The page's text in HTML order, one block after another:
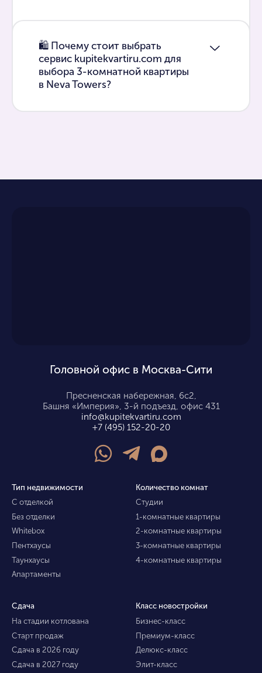
🛍 Почему стоит выбрать
сервис kupitekvartiru.com для
выбора 3-комнатной квартиры
в Neva Towers?
Головной офис в Москва-Сити
Пресненская набережная, 6с2,
Башня «Империя», 3-й подъезд, офис 431
info@kupitekvartiru.com
+7 (495) 152-20-20
Тип недвижимости
С отделкой
Без отделки
Whitebox
Пентхаусы
Таунхаусы
Апартаменты
Количество комнат
Студии
1-комнатные квартиры
2-комнатные квартиры
3-комнатные квартиры
4-комнатные квартиры
Сдача
На стадии котлована
Старт продаж
Сдача в 2026 году
Сдача в 2027 году
Класс новостройки
Бизнес-класс
Премиум-класс
Делюкс-класс
Элит-класс